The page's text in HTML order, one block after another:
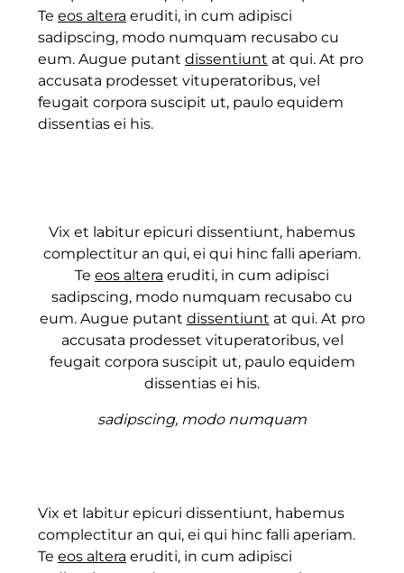
Te eos altera eruditi, in cum adipisci
sadipscing, modo numquam recusabo cu
eum. Augue putant dissentiunt at qui. At pro
accusata prodesset vituperatoribus, vel
feugait corpora suscipit ut, paulo equidem
dissentias ei his.
Vix et labitur epicuri dissentiunt, habemus
complectitur an qui, ei qui hinc falli aperiam.
Te eos altera eruditi, in cum adipisci
sadipscing, modo numquam recusabo cu
eum. Augue putant dissentiunt at qui. At pro
accusata prodesset vituperatoribus, vel
feugait corpora suscipit ut, paulo equidem
dissentias ei his.
sadipscing, modo numquam
Vix et labitur epicuri dissentiunt, habemus
complectitur an qui, ei qui hinc falli aperiam.
Te eos altera eruditi, in cum adipisci